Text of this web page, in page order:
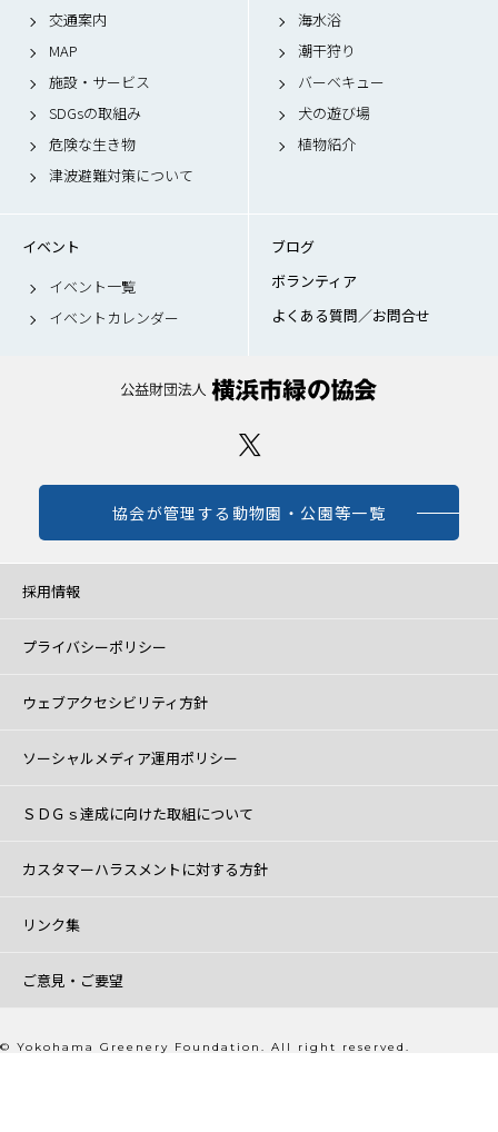
交通案内
MAP
施設・サービス
SDGsの取組み
危険な生き物
津波避難対策について
海水浴
潮干狩り
バーベキュー
犬の遊び場
植物紹介
イベント
イベント一覧
イベントカレンダー
ブログ
ボランティア
よくある質問／お問合せ
協会が管理する動物園・公園等一覧
採用情報
プライバシーポリシー
ウェブアクセシビリティ方針
ソーシャルメディア運用ポリシー
ＳＤＧｓ達成に向けた取組について
カスタマーハラスメントに対する方針
リンク集
ご意見・ご要望
© Yokohama Greenery Foundation. All right reserved.